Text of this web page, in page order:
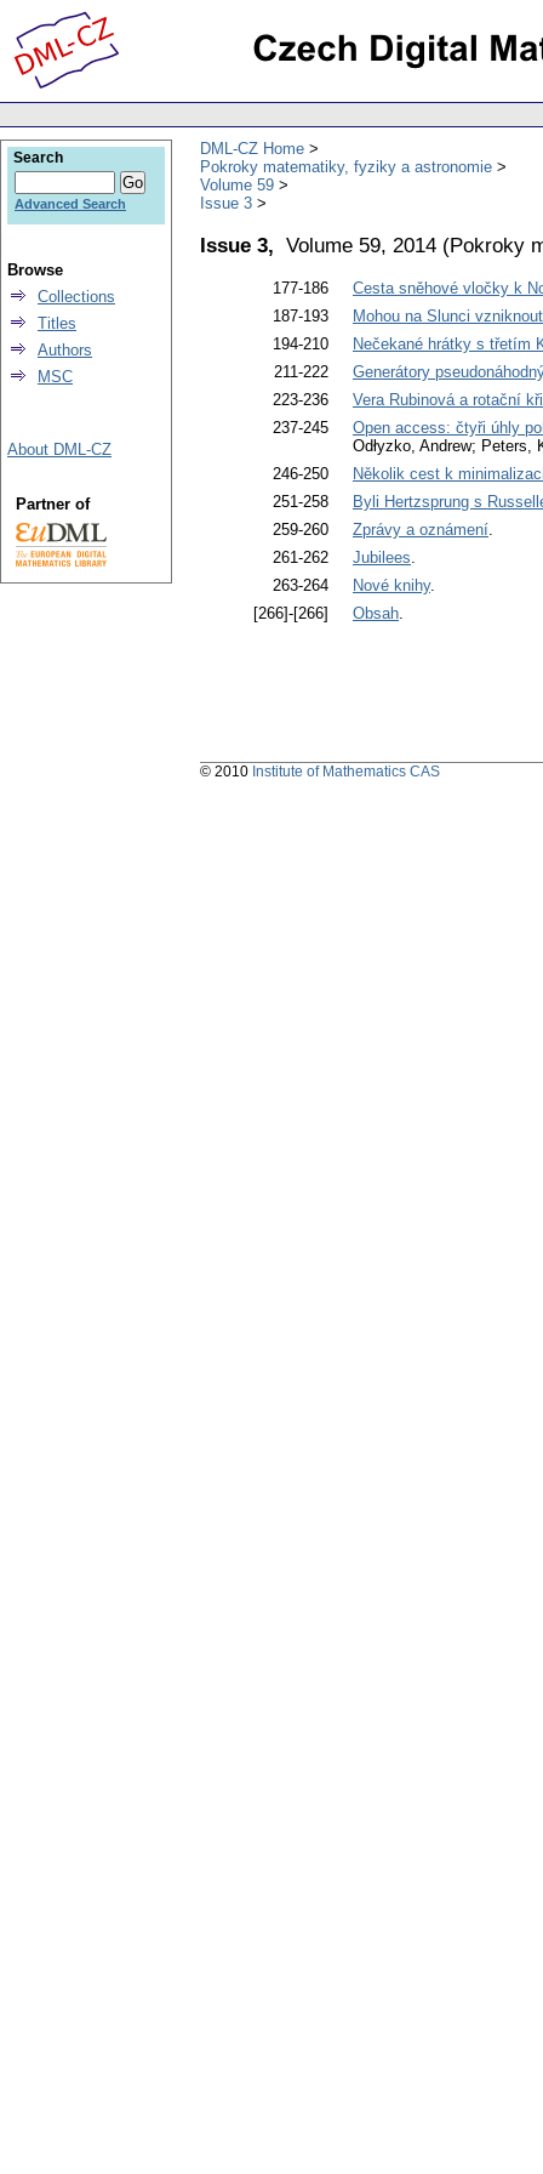
DML-CZ Home
Pokroky matematiky, fyziky a astronomie
Volume 59
Issue 3
Issue 3, Volume 59, 2014 (Pokroky
177-186
Cesta sněhové vločky k
187-193
Mohou na Slunci
194-210
Nečekané hrátky s třetím
211-222
Generátory
223-236
Vera Rubinová a rotační
237-245
Open access: čtyři úhly
Odłyzko, Andrew; Peters,
246-250
Několik cest k
251-258
Byli Hertzsprung s
259-260
Zprávy a oznámení.
261-262
Jubilees.
263-264
Nové knihy.
[266]-[266]
Obsah.
Search
Advanced Search
Browse
Collections
Titles
Authors
MSC
About DML-CZ
Partner of
© 2010 Institute of Mathematics CAS